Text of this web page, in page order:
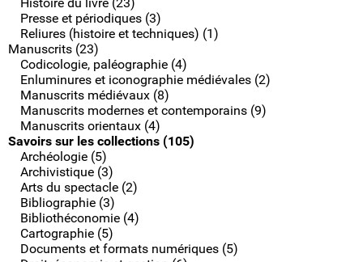
Presse et périodiques (3)
Reliures (histoire et techniques) (1)
Manuscrits (23)
Codicologie, paléographie (4)
Enluminures et iconographie médiévales (2)
Manuscrits médiévaux (8)
Manuscrits modernes et contemporains (9)
Manuscrits orientaux (4)
Savoirs sur les collections (105)
Archéologie (5)
Archivistique (3)
Arts du spectacle (2)
Bibliographie (3)
Bibliothéconomie (4)
Cartographie (5)
Documents et formats numériques (5)